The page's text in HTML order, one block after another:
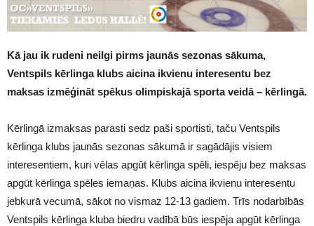
Kā jau ik rudeni neilgi pirms jaunās sezonas sākuma,
Ventspils kērlinga klubs aicina ikvienu interesentu bez
maksas izmēģināt spēkus olimpiskajā sporta veidā – kērlingā.
Kērlingā izmaksas parasti sedz paši sportisti, taču Ventspils
kērlinga klubs jaunās sezonas sākumā ir sagādājis visiem
interesentiem, kuri vēlas apgūt kērlinga spēli, iespēju bez maksas
apgūt kērlinga spēles iemaņas. Klubs aicina ikvienu interesentu
jebkurā vecumā, sākot no vismaz 12-13 gadiem. Trīs nodarbībās
Ventspils kērlinga kluba biedru vadībā būs iespēja apgūt kērlinga